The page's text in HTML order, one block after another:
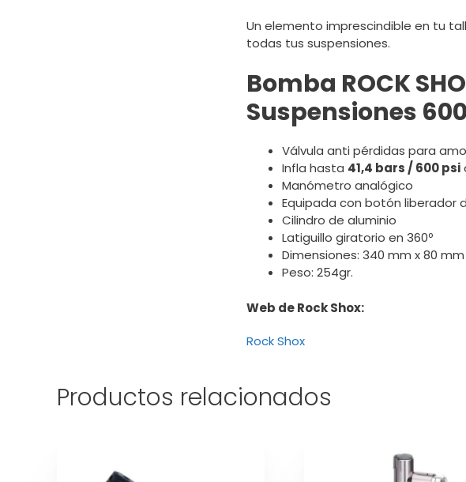
Un elemento imprescindible en tu
todas tus suspensiones.
Bomba ROCK
Suspensiones
Válvula anti pérdidas para
Infla hasta 41,4 bars / 600 psi
Manómetro analógico
Equipada con botón liberador
Cilindro de aluminio
Latiguillo giratorio en 360º
Dimensiones: 340 mm x 80 mm
Peso: 254gr.
Web de Rock Shox:
Rock Shox
Productos relacionados